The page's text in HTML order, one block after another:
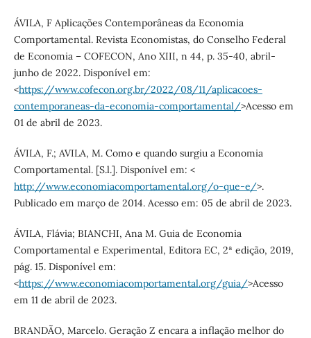
ÁVILA, F Aplicações Contemporâneas da Economia
Comportamental. Revista Economistas, do Conselho Federal
de Economia – COFECON, Ano XIII, n 44, p. 35-40, abril-
junho de 2022. Disponível em:
<https://www.cofecon.org.br/2022/08/11/aplicacoes-
contemporaneas-da-economia-comportamental/>Acesso em
01 de abril de 2023.
ÁVILA, F.; AVILA, M. Como e quando surgiu a Economia
Comportamental. [S.l.]. Disponível em: <
http://www.economiacomportamental.org/o-que-e/>.
Publicado em março de 2014. Acesso em: 05 de abril de 2023.
ÁVILA, Flávia; BIANCHI, Ana M. Guia de Economia
Comportamental e Experimental, Editora EC, 2ª edição, 2019,
pág. 15. Disponível em:
<https://www.economiacomportamental.org/guia/>Acesso
em 11 de abril de 2023.
BRANDÃO, Marcelo. Geração Z encara a inflação melhor do